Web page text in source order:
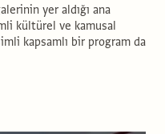
yer aldığı ana
kültürel ve kamusal
kapsamlı bir program da